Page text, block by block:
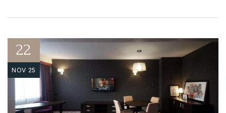
22
NOV 25